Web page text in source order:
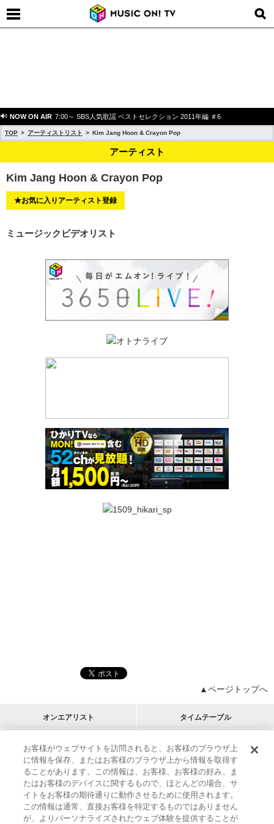
NOW ON AIR 7:00～ SBS人気歌謡 ベストセレクション 2011年編 ＃6
TOP アーティストリスト Kim Jang Hoon & Crayon Pop
アーティスト
Kim Jang Hoon & Crayon Pop
★お気に入りアーティスト登録
ミュージックビデオリスト
▲ページトップへ
オンエアリスト タイムテーブル
プログラムリスト チャート
アーティストリスト
M-ON!
RECOMMEND
リクエスト
インフォメーション | プレゼント&ご招待
MUSIC ON! TV（エムオン!）とは？ | サポート
サイト案内
| エムオン!友の会 | クッキーの詳細
お客様がウェブサイトを訪問されると、お客様のブラウザ上
に情報を保存、またはお客様のブラウザ上から情報を取得す
ることがあります。この情報は、お客様、お客様の好み、ま
たはお客様のデバイスに関するもので、ほとんどの場合、サ
イトをお客様の期待通りに動作させるために使用されます。
この情報は通常、直接お客様を特定するものではありません
が、よりパーソナライズされたウェブ体験を提供することが